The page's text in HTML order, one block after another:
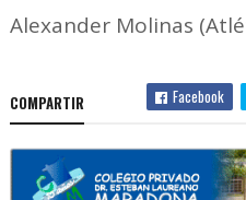
Alexander Molinas
COMPARTIR Facebook